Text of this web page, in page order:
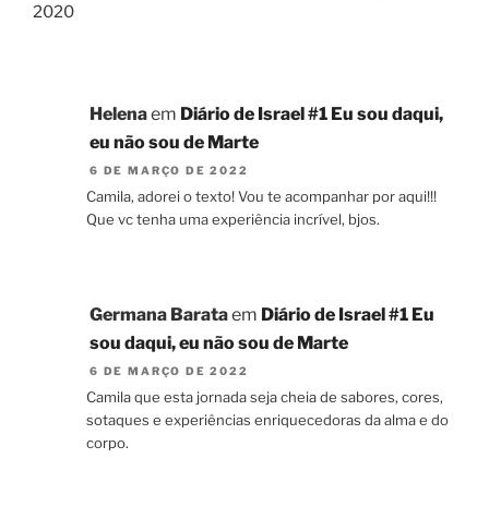
2020
Helenaem Diário de Israel #1 Eu sou daqui,
eu não sou de Marte
6 DE MARÇO DE 2022
Camila, adorei o texto! Vou te acompanhar por aqui!!!
Que vc tenha uma experiência incrível, bjos.
Germana Barataem Diário de Israel #1 Eu
sou daqui, eu não sou de Marte
6 DE MARÇO DE 2022
Camila que esta jornada seja cheia de sabores, cores,
sotaques e experiências enriquecedoras da alma e do
corpo.